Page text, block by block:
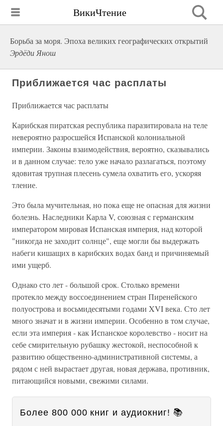
ВикиЧтение
Борьба за моря. Эпоха великих географических открытий
Эрдёди Янош
Приближается час расплаты
Приближается час расплаты
Карибская пиратская республика паразитировала на теле
невероятно разросшейся Испанской колониальной
империи. Законы взаимодействия, вероятно, сказывались
и в данном случае: тело уже начало разлагаться, поэтому
ядовитая трупная плесень сумела охватить его, ускоряя
тление.
Это была мучительная, но пока еще не опасная для жизни
болезнь. Наследники Карла V, союзная с германским
императором мировая Испанская империя, над которой
"никогда не заходит солнце", еще могли бы выдержать
набеги кишащих в карибских водах банд и причиняемый
ими ущерб.
Однако сто лет - большой срок. Столько времени
протекло между воссоединением стран Пиренейского
полуострова и восьмидесятыми годами XVI века. Сто лет
много значат и в жизни империи. Особенно в том случае,
если эта империя - как Испанское королевство - носит на
себе смирительную рубашку жестокой, неспособной к
развитию общественно-административной системы, а
рядом с ней вырастает другая, новая держава, противник,
питающийся новыми, свежими силами.
Более 800 000 книг и аудиокниг! 📚